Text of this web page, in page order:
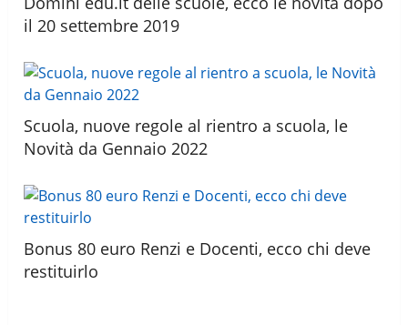
il 20 settembre 2019
Scuola, nuove regole al rientro a scuola, le
Novità da Gennaio 2022
Bonus 80 euro Renzi e Docenti, ecco chi deve
restituirlo